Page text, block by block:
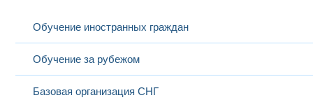
Обучение иностранных граждан
Обучение за рубежом
Базовая организация СНГ